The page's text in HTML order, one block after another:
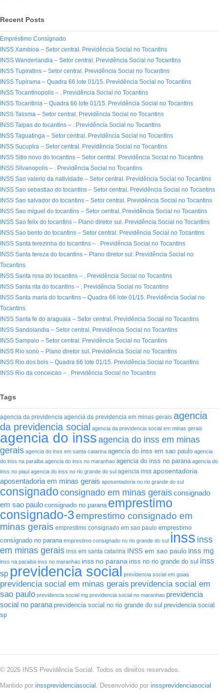
Recent Posts
Empréstimo Consignado
INSS Xambioa – Setor central. Previdência Social no Tocantins
INSS Wanderlandia – Setor central. Previdência Social no Tocantins
INSS Tupiratins – Setor central. Previdência Social no Tocantins
INSS Tupirama – Quadra 66 lote 01/15. Previdência Social no Tocantins
INSS Tocantinopolis – . Previdência Social no Tocantins
INSS Tocantinia – Quadra 66 lote 01/15. Previdência Social no Tocantins
INSS Talisma – Setor central. Previdência Social no Tocantins
INSS Taipas do tocantins – . Previdência Social no Tocantins
INSS Taguatinga – Setor central. Previdência Social no Tocantins
INSS Sucupira – Setor central. Previdência Social no Tocantins
INSS Sitio novo do tocantins – Setor central. Previdência Social no Tocantins
INSS Silvanopolis – . Previdência Social no Tocantins
INSS Sao valerio da natividade – Setor central. Previdência Social no Tocantins
INSS Sao sebastiao do tocantins – Setor central. Previdência Social no Tocantins
INSS Sao salvador do tocantins – Setor central. Previdência Social no Tocantins
INSS Sao miguel do tocantins – Setor central. Previdência Social no Tocantins
INSS Sao felix do tocantins – Plano diretor sul. Previdência Social no Tocantins
INSS Sao bento do tocantins – Setor central. Previdência Social no Tocantins
INSS Santa terezinha do tocantins – . Previdência Social no Tocantins
INSS Santa tereza do tocantins – Plano diretor sul. Previdência Social no
Tocantins
INSS Santa rosa do tocantins – . Previdência Social no Tocantins
INSS Santa rita do tocantins – . Previdência Social no Tocantins
INSS Santa maria do tocantins – Quadra 66 lote 01/15. Previdência Social no
Tocantins
INSS Santa fe do araguaia – Setor central. Previdência Social no Tocantins
INSS Sandolandia – Setor central. Previdência Social no Tocantins
INSS Sampaio – Setor central. Previdência Social no Tocantins
INSS Rio sono – Plano diretor sul. Previdência Social no Tocantins
INSS Rio dos bois – Quadra 66 lote 01/15. Previdência Social no Tocantins
INSS Rio da conceicao – . Previdência Social no Tocantins
Tags
agencia da previdencia agencia da previdencia em minas gerais agencia
da previdencia social agencia da previdencia social em minas gerais
agencia do inssagencia do inss em minas
gerais agencia do inss em santa catarina agencia do inss em sao paulo agencia
do inss na paraiba agencia do inss no maranhao agencia do inss no parana agencia do
inss no piaui agencia do inss no rio grande do sul agencia inss aposentadoria
aposentadoria em minas gerais aposentadoria no rio grande do sul
consignado consignado em minas geraisconsignado
em sao paulo consignado no parana emprestimo
consignado-3emprestimo consignado em
minas gerais emprestimo consignado em sao paulo emprestimo
consignado no parana emprestimo consignado no rio grande do sul inss inss
em minas gerais inss em santa catarina INSS em sao paulo inss mg
inss na paraiba inss no maranhao inss no parana inss no rio grande do sul inss
sp previdencia social previdencia social em goias
previdencia social em minas gerais previdencia social em
sao paulo previdencia social mg previdencia social no maranhao previdencia
social no parana previdencia social no rio grande do sul previdencia social
sp
© 2026 INSS Previdência Social. Todos os direitos reservados.
Mantido por inssprevidenciasocial . Desenvolvido por inssprevidenciasocial